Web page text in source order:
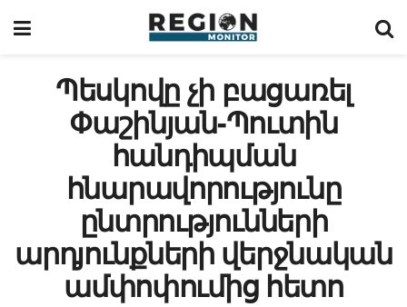
Պեսկովը չի բացառել
Փաշինյան-Պուտին
հանդիպման
հնարավորությունը
ընտրությունների
արդյունքների վերջնական
ամփոփումից հետո